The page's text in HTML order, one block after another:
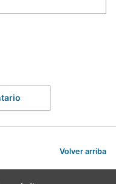
Volver arriba